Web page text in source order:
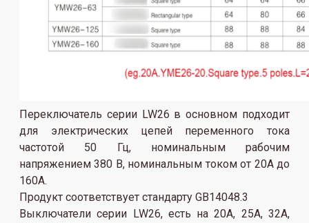
Переключатель серии LW26 в основном подходит
для электрических цепей переменного тока
частотой 50 Гц, номинальным рабочим
напряжением 380 В, номинальным током от 20А до
160А.
Продукт соответствует стандарту GB14048.3
Выключатели серии LW26, есть на 20A, 25A, 32A,